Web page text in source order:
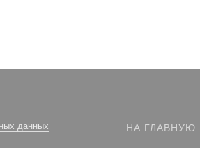
данных НА ГЛАВНУЮ